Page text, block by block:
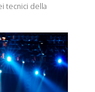
tecnici della